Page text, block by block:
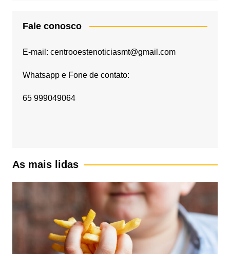
Fale conosco
E-mail: centrooestenoticiasmt@gmail.com
Whatsapp e Fone de contato:
65 999049064
As mais lidas